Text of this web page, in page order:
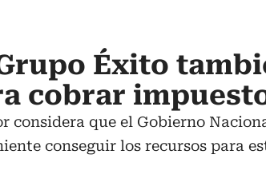
Éxito
cobrar
considera que el Gobierno
conseguir los recursos para